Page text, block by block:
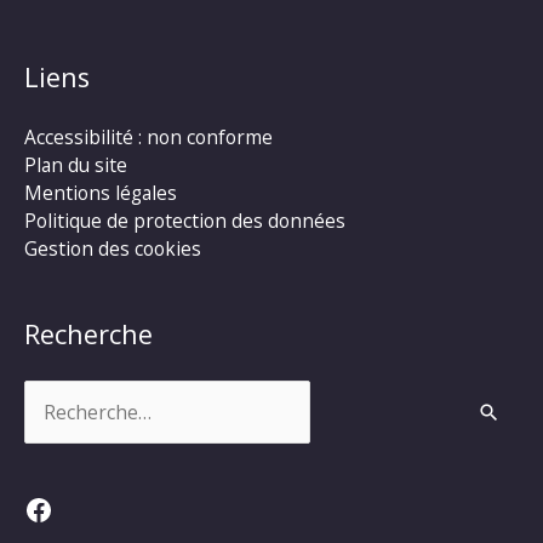
Liens
Accessibilité : non conforme
Plan du site
Mentions légales
Politique de protection des données
Gestion des cookies
Recherche
Facebook